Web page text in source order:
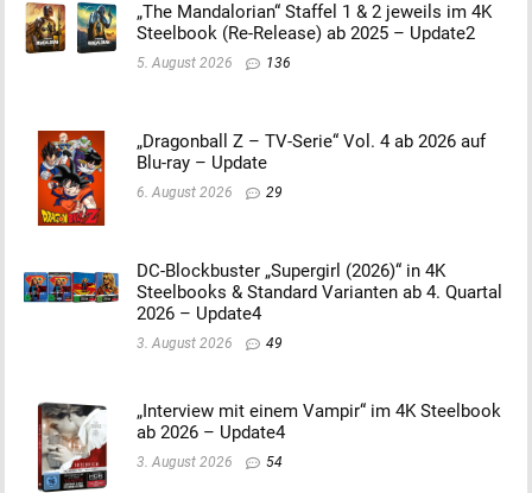
„The Mandalorian“ Staffel 1 & 2 jeweils im 4K
Steelbook (Re-Release) ab 2025 – Update2
5. August 2026 136
„Dragonball Z – TV-Serie“ Vol. 4 ab 2026 auf
Blu-ray – Update
6. August 2026 29
DC-Blockbuster „Supergirl (2026)“ in 4K
Steelbooks & Standard Varianten ab 4. Quartal
2026 – Update4
3. August 2026 49
„Interview mit einem Vampir“ im 4K Steelbook
ab 2026 – Update4
3. August 2026 54